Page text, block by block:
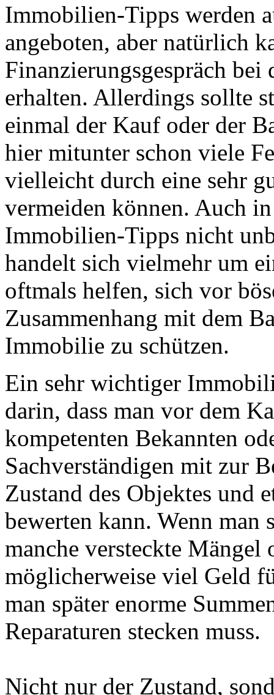
Immobilien-Tipps werden
angeboten, aber natürlich
Finanzierungsgespräch
erhalten. Allerdings sollte
einmal der Kauf oder der
hier mitunter schon viele
vielleicht durch eine sehr
vermeiden können. Auch
Immobilien-Tipps nicht
handelt sich vielmehr um
oftmals helfen, sich vor
Zusammenhang mit dem
Immobilie zu schützen.
Ein sehr wichtiger
darin, dass man vor dem
kompetenten Bekannten
Sachverständigen mit zur
Zustand des Objektes und
bewerten kann. Wenn man
manche versteckte Mängel
möglicherweise viel Geld
man später enorme
Reparaturen stecken muss.
Nicht nur der Zustand,